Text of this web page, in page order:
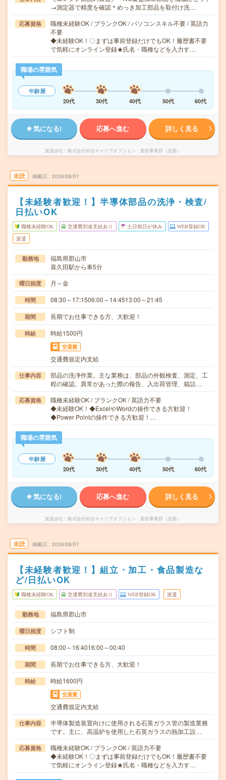
→測定器で精度を確認＊めっき加工部品を取付け洗…
応募資格
職種未経験OK / ブランクOK / パソコンスキル不要 / 英語力
不要
◆未経験OK！〇まずは事前登録だけでもOK！履歴書不要
で気軽にオンライン登録★氏名・職種などを入力す…
職場の雰囲気
年齢層
20代
30代 40代 50代 60代
気になる! 応募へ進む 詳しく見る
派遣会社 株式会社綜合キャリアオプション 製造事業部（全国）
未読 掲載日 2026/08/07
【未経験者歓迎！】半導体部品の洗浄・検査/
日払いOK
職種未経験OK 交通費別途支給あり 土日祝日が休み WEB登録OK
派遣
勤務地
福島県郡山市
喜久田駅から車5分
曜日頻度 月～金
時間 08:30～17:1506:00～14:4513:00～21:45
期間 長期でお仕事できる方、大歓迎！
時給 時給1500円
交通費
交通費規定内支給
仕事内容
部品の洗浄作業。主な業務は、部品の外観検査、測定、工
程の確認、異常があった際の報告、入出荷管理、箱詰…
応募資格
職種未経験OK / ブランクOK / 英語力不要
◆未経験OK！◆ExcelやWordの操作できる方歓迎！
◆Power Pointの操作できる方歓迎！…
職場の雰囲気
年齢層
20代
30代 40代 50代 60代
気になる! 応募へ進む 詳しく見る
派遣会社 株式会社綜合キャリアオプション 製造事業部（全国）
未読 掲載日 2026/08/07
【未経験者歓迎！】組立・加工・食品製造な
ど/日払いOK
職種未経験OK 交通費別途支給あり WEB登録OK 派遣
勤務地 福島県郡山市
曜日頻度 シフト制
時間 08:00～16:4016:00～00:40
期間 長期でお仕事できる方、大歓迎！
時給 時給1600円
交通費
交通費規定内支給
仕事内容
半導体製造装置向けに使用される石英ガラス管の製造業務
です。主に、高温炉を使用した石英ガラスの熱加工設…
応募資格
職種未経験OK / ブランクOK / 英語力不要
◆未経験OK！〇まずは事前登録だけでもOK！履歴書不要
で気軽にオンライン登録★氏名・職種などを入力す…